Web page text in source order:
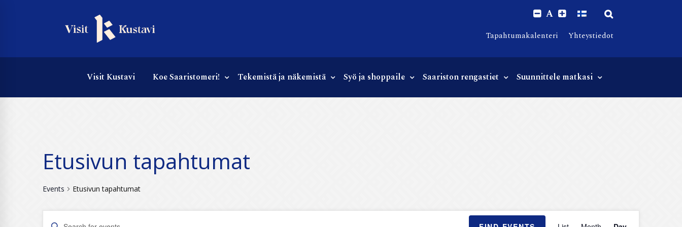
A
Tapahtumakalenteri Yhteystiedot
Visit Kustavi Koe Saaristomeri! Tekemistä ja näkemistä Syö ja shoppaile Saariston rengastiet Suunnittele matkasi
Etusivun tapahtumat
Events Etusivun tapahtumat
Events
Enter
Event